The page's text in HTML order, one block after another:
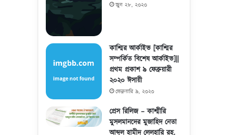
জুন ২৮, ২০২০
কাশ্মির আর্কাইভ [কাশ্মির
সম্পর্কিত বিশেষ আর্কাইভ]||
প্রথম প্রকাশ ৯ ফেব্রুয়ারী
২০২০ ঈসায়ী
ফেব্রুয়ারি ৯, ২০২০
প্রেস রিলিজ – কাশ্মীরি
মুসলমানদের মুজাহিদ নেতা
আব্দুল হামীদ লেলহারি রহ.